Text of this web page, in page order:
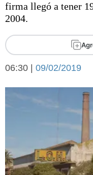
Economía y campo
Sociedad y tiempo
firma llegó a tener
2004.
06:30 | 09/02/2019